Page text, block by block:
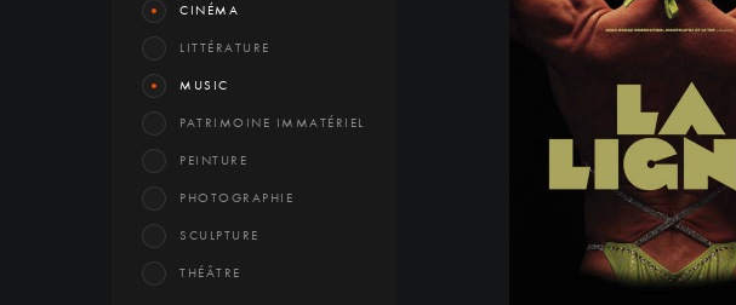
CINÉMA
LITTÉRATURE
MUSIC
PATRIMOINE IMMATÉRIEL
PEINTURE
PHOTOGRAPHIE
SCULPTURE
THÉÂTRE